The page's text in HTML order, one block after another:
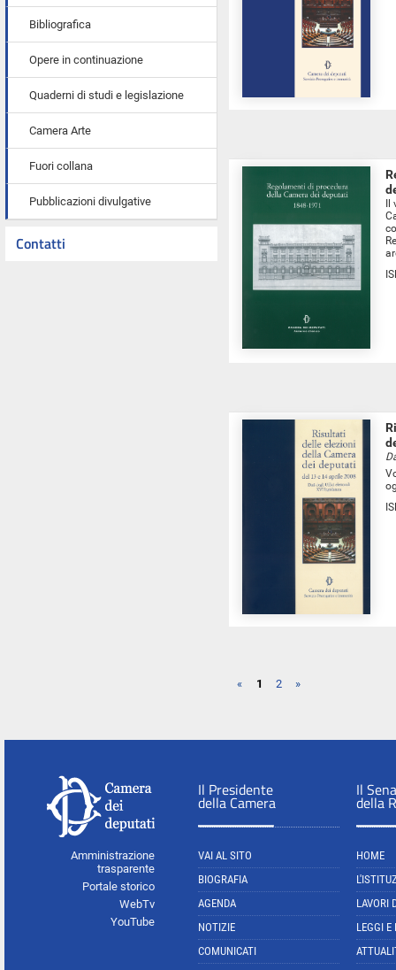
Bibliografica
Opere in continuazione
Quaderni di studi e legislazione
Camera Arte
Fuori collana
Pubblicazioni divulgative
Contatti
« 1 2 »
Amministrazione
trasparente
Portale storico
WebTv
YouTube
Il Presidente
della Camera
VAI AL SITO
BIOGRAFIA
AGENDA
NOTIZIE
COMUNICATI
Il
della
HOME
LAVORI
LEGGI E